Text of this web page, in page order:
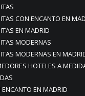
CON ENCANTO EN
EN MADRID
MODERNAS
MODERNAS EN
HOTELES A
EN MADRID